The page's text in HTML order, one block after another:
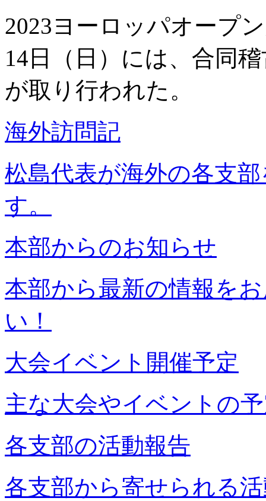
2023ヨーロッパオープ
14日（日）には、合同
が取り行われた。
海外訪問記
松島代表が海外の各支
す。
本部からのお知らせ
本部から最新の情報を
い！
大会イベント開催予定
主な大会やイベントの
各支部の活動報告
各支部から寄せられる